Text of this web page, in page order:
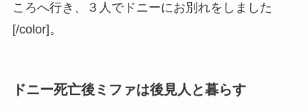
ころへ行き、３人でドニーにお別れをしました
[/color]。
ドニー死亡後ミファは後見人と暮らす